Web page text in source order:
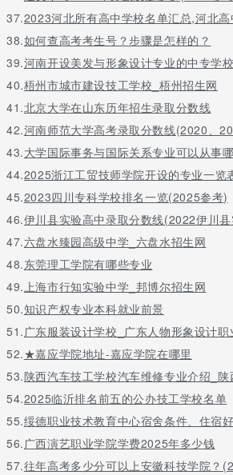
37.2023河北所有高中学校名单汇总,河北
38.如何查高考考生号？步骤是怎样的？
39.河南开设美发与形象设计专业的中专学
40.梧州市城市建设技工学校_梧州招生网
41.北京大学在山东历年招生录取分数线
42.河南师范大学高考录取分数线(2020、
43.大学国际事务与国际关系专业可以从事
44.2025浙江工贸技师学院开设的专业一览
45.2023四川专科学校排名一览(2025参考)
46.伊川县实验高中录取分数线(2022伊川
47.六盘水臻园高级中学_六盘水招生网
48.东莞理工学院有哪些专业
49.上海市行知实验中学_邦博尔招生网
50.知识产权专业本科就业前景
51.广东服装设计学校_广东人物形象设计
52.★嘉应学院地址-嘉应学院在哪里
53.陕西汽车技工学校汽车维修专业介绍_陕
54.2025临沂排名前五的公办技工学校名单
55.绥德职业技术教育中心宿舍条件、住宿
56.广西演艺职业学院学费2025年多少钱
57.往年高考多少分可以上安徽科技学院？